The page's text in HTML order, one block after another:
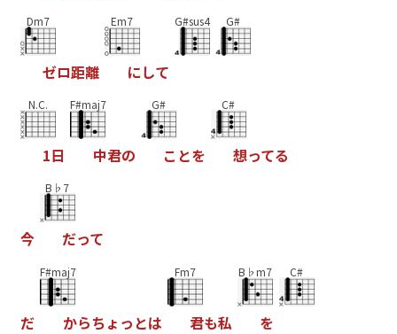
Dm7
ゼロ距離
Em7
にして
G#sus4 G#
N.C.
1日
F#maj7
中君の
G#
こ とを
C#
想ってる
今
B♭7
だって
だ
F#maj7
からちょ っ とは
Fm7
君も私
B♭m7
を
C#